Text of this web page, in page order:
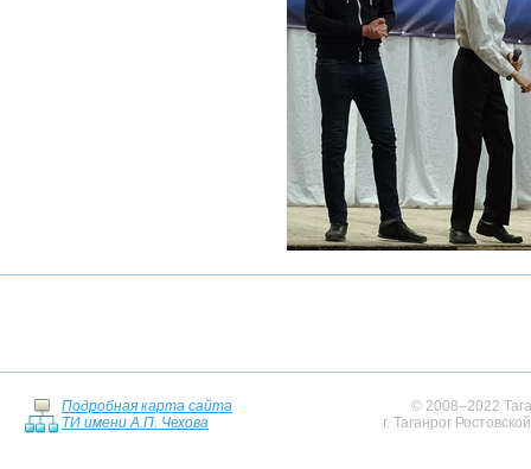
Подробная карта сайта
ТИ имени А.П. Чехова
© 2008–2022
г. Таганрог